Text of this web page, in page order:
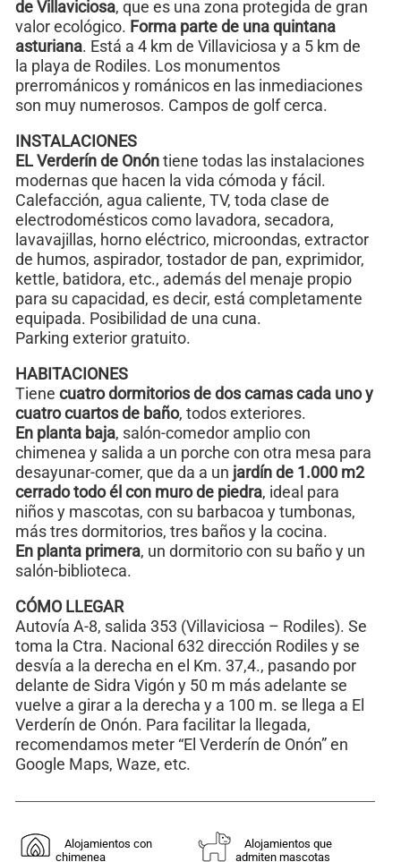
de Villaviciosa, que es una zona protegida de gran
valor ecológico. Forma parte de una quintana
asturiana. Está a 4 km de Villaviciosa y a 5 km de
la playa de Rodiles. Los monumentos
prerrománicos y románicos en las inmediaciones
son muy numerosos. Campos de golf cerca.
INSTALACIONES
EL Verderín de Onóntiene todas las instalaciones
modernas que hacen la vida cómoda y fácil.
Calefacción, agua caliente, TV, toda clase de
electrodomésticos como lavadora, secadora,
lavavajillas, horno eléctrico, microondas, extractor
de humos, aspirador, tostador de pan, exprimidor,
kettle, batidora, etc., además del menaje propio
para su capacidad, es decir, está completamente
equipada. Posibilidad de una cuna.
Parking exterior gratuito.
HABITACIONES
Tiene cuatro dormitorios de dos camas cada uno y
cuatro cuartos de baño, todos exteriores.
En planta baja, salón-comedor amplio con
chimenea y salida a un porche con otra mesa para
desayunar-comer, que da a un jardín de 1.000 m2
cerrado todo él con muro de piedra, ideal para
niños y mascotas, con su barbacoa y tumbonas,
más tres dormitorios, tres baños y la cocina.
En planta primera, un dormitorio con su baño y un
salón-biblioteca.
CÓMO LLEGAR
Autovía A-8, salida 353 (Villaviciosa – Rodiles). Se
toma la Ctra. Nacional 632 dirección Rodiles y se
desvía a la derecha en el Km. 37,4., pasando por
delante de Sidra Vigón y 50 m más adelante se
vuelve a girar a la derecha y a 100 m. se llega a El
Verderín de Onón. Para facilitar la llegada,
recomendamos meter “El Verderín de Onón” en
Google Maps, Waze, etc.
Alojamientos con
chimenea
Alojamientos que
admiten mascotas